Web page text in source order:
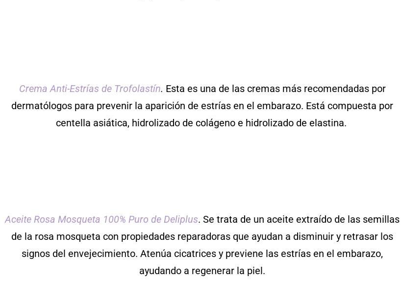
Crema Anti-Estrías de Trofolastín. Esta es una de las cremas más recomendadas por
dermatólogos para prevenir la aparición de estrías en el embarazo. Está compuesta por
centella asiática, hidrolizado de colágeno e hidrolizado de elastina.
Aceite Rosa Mosqueta 100% Puro de Deliplus. Se trata de un aceite extraído de las semillas
de la rosa mosqueta con propiedades reparadoras que ayudan a disminuir y retrasar los
signos del envejecimiento. Atenúa cicatrices y previene las estrías en el embarazo,
ayudando a regenerar la piel.